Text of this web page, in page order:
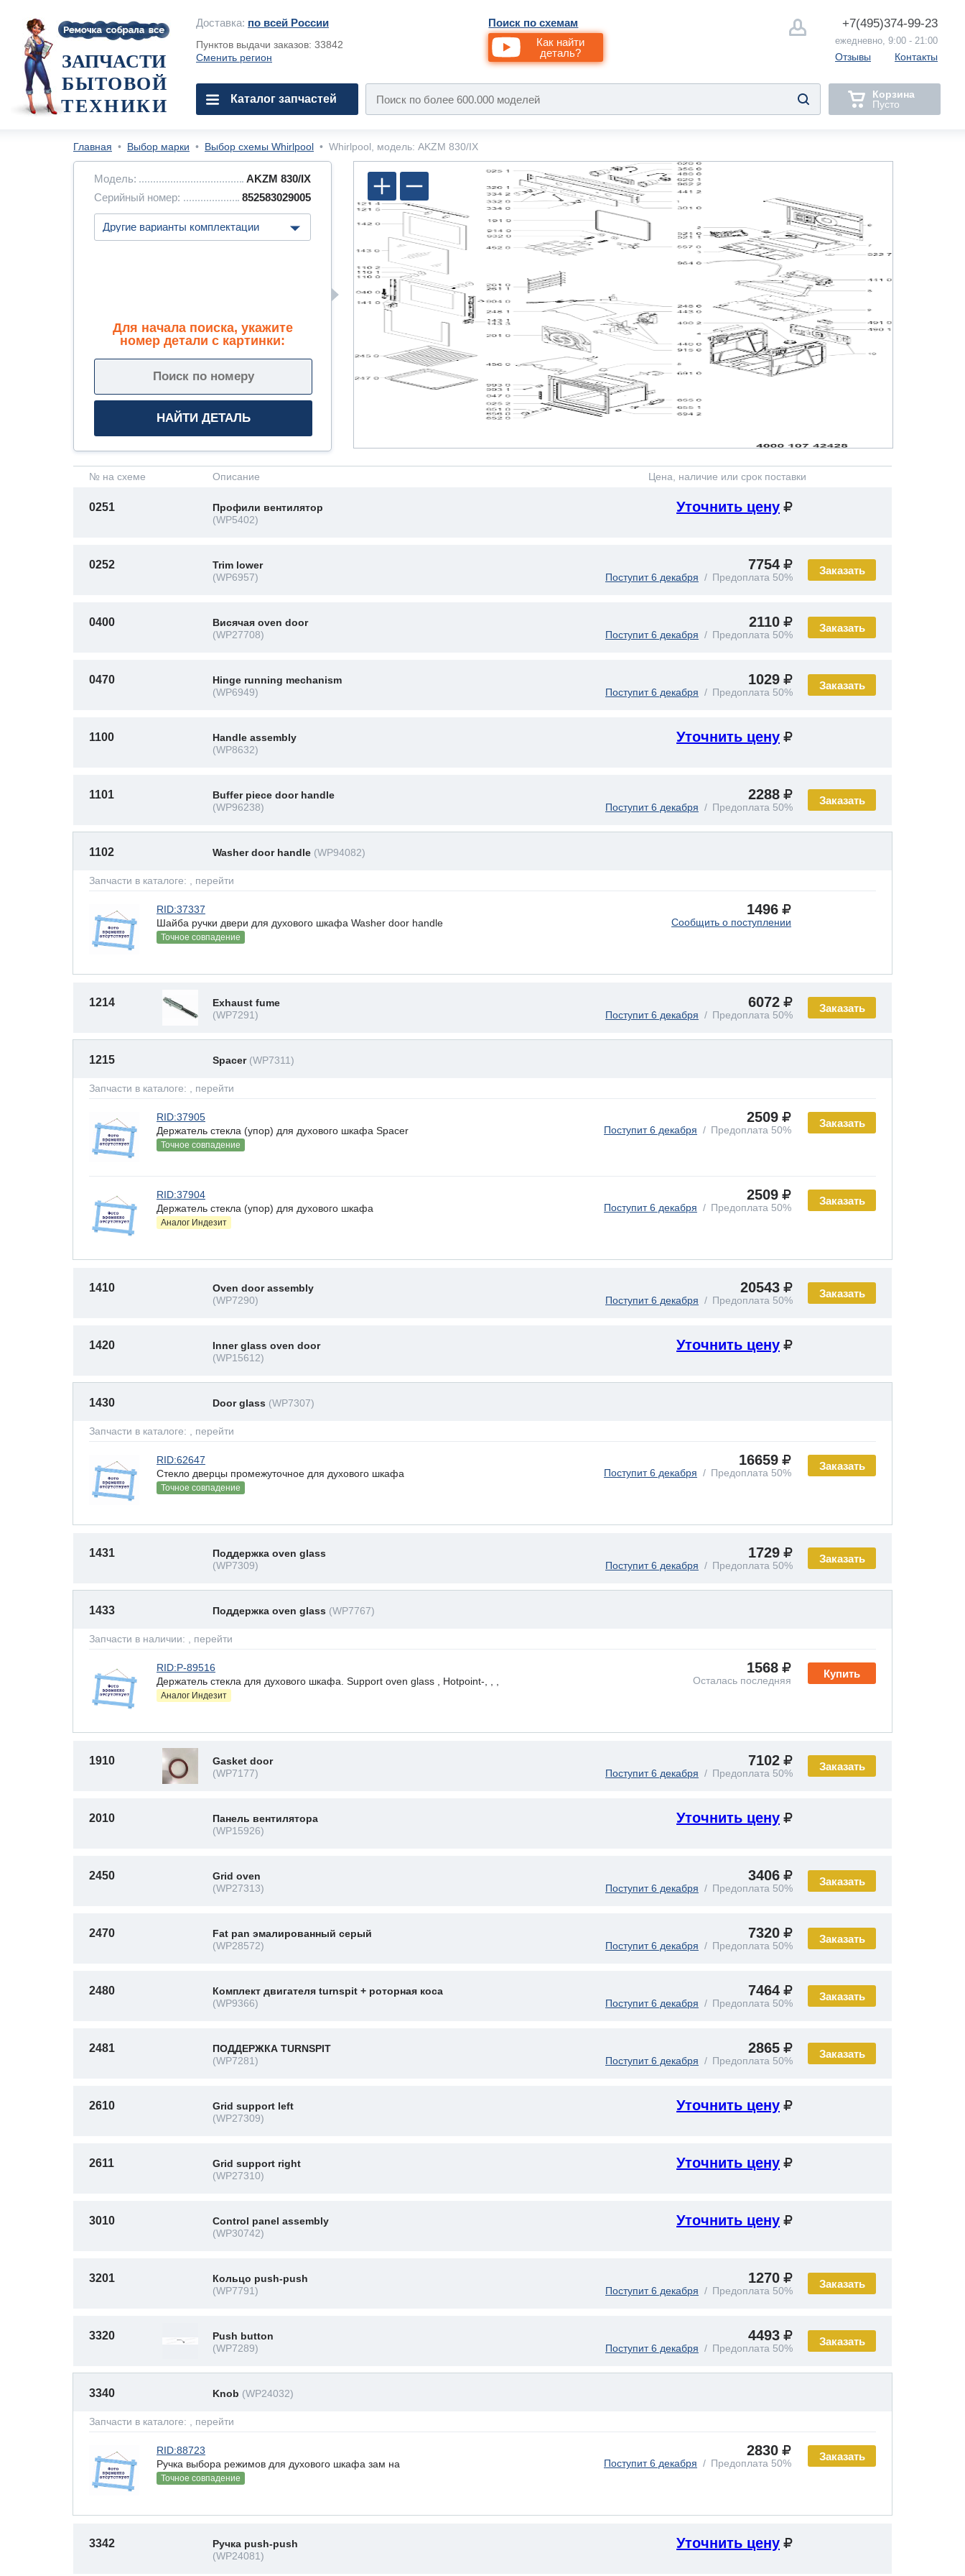
Доставка: по всей России
Пунктов выдачи заказов: 33842
Сменить регион
Поиск по схемам
Как найти
деталь?
+7(495)374-99-23
ежедневно, 9:00 - 21:00
Отзывы Контакты
ЗАПЧАСТИ
БЫТОВОЙ
ТЕХНИКИ
Каталог запчастей
Корзина
Пусто
Главная • Выбор марки • Выбор схемы Whirlpool • Whirlpool, модель: AKZM 830/IX
Модель:
AKZM 830/IX
Серийный номер:
852583029005
Для начала поиска, укажите
номер детали с картинки:
№ на схеме Описание Цена, наличие или срок поставки
0251
Профили вентилятор
(WP5402)
Уточнить цену
Заказать
0252
Trim lower
(WP6957)
7754
Поступит 6 декабря Предоплата 50%
Заказать
0400
Висячая oven door
(WP27708)
2110
Поступит 6 декабря Предоплата 50%
Заказать
0470
Hinge running mechanism
(WP6949)
1029
Поступит 6 декабря Предоплата 50%
1100
Handle assembly
(WP8632)
Уточнить цену
Заказать
1101
Buffer piece door handle
(WP96238)
2288
Поступит 6 декабря Предоплата 50%
1102 Washer door handle (WP94082)
Запчасти в каталоге: , перейти
RID:37337
Шайба ручки двери для духового шкафа Washer door handle
Точное совпадение
1496
Сообщить о поступлении
Заказать
1214
Exhaust fume
(WP7291)
6072
Поступит 6 декабря Предоплата 50%
1215 Spacer (WP7311)
Запчасти в каталоге: , перейти
Заказать
RID:37905
Держатель стекла (упор) для духового шкафа Spacer
Точное совпадение
2509
Поступит 6 декабря Предоплата 50%
Заказать
RID:37904
Держатель стекла (упор) для духового шкафа
Аналог Индезит
2509
Поступит 6 декабря Предоплата 50%
Заказать
1410
Oven door assembly
(WP7290)
20543
Поступит 6 декабря Предоплата 50%
1420
Inner glass oven door
(WP15612)
Уточнить цену
1430 Door glass (WP7307)
Запчасти в каталоге: , перейти
Заказать
RID:62647
Стекло дверцы промежуточное для духового шкафа
Точное совпадение
16659
Поступит 6 декабря Предоплата 50%
Заказать
1431
Поддержка oven glass
(WP7309)
1729
Поступит 6 декабря Предоплата 50%
1433 Поддержка oven glass (WP7767)
Запчасти в наличии: , перейти
Купить
RID:P-89516
Держатель стекла для духового шкафа. Support oven glass , Hotpoint-, , ,
Аналог Индезит
1568
Осталась последняя
Заказать
1910
Gasket door
(WP7177)
7102
Поступит 6 декабря Предоплата 50%
2010
Панель вентилятора
(WP15926)
Уточнить цену
Заказать
2450
Grid oven
(WP27313)
3406
Поступит 6 декабря Предоплата 50%
Заказать
2470
Fat pan эмалированный серый
(WP28572)
7320
Поступит 6 декабря Предоплата 50%
Заказать
2480
Комплект двигателя turnspit + роторная коса
(WP9366)
7464
Поступит 6 декабря Предоплата 50%
Заказать
2481
ПОДДЕРЖКА TURNSPIT
(WP7281)
2865
Поступит 6 декабря Предоплата 50%
2610
Grid support left
(WP27309)
Уточнить цену
2611
Grid support right
(WP27310)
Уточнить цену
3010
Control panel assembly
(WP30742)
Уточнить цену
Заказать
3201
Кольцо push-push
(WP7791)
1270
Поступит 6 декабря Предоплата 50%
Заказать
3320
Push button
(WP7289)
4493
Поступит 6 декабря Предоплата 50%
3340 Knob (WP24032)
Запчасти в каталоге: , перейти
Заказать
RID:88723
Ручка выбора режимов для духового шкафа зам на
Точное совпадение
2830
Поступит 6 декабря Предоплата 50%
3342
Ручка push-push
(WP24081)
Уточнить цену